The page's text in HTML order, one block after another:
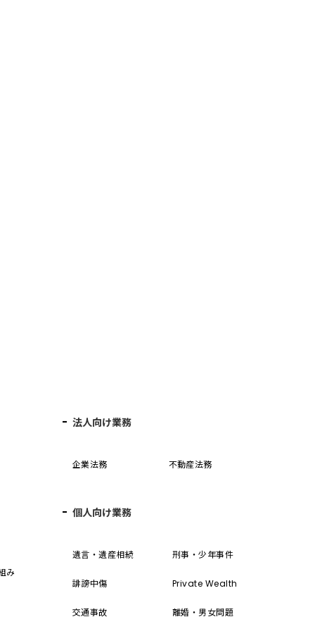
み
法人向け業務
企業法務 不動産法務
個人向け業務
遺言・遺産相続 刑事・少年事件
誹謗中傷 Private Wealth
交通事故 離婚・男女問題